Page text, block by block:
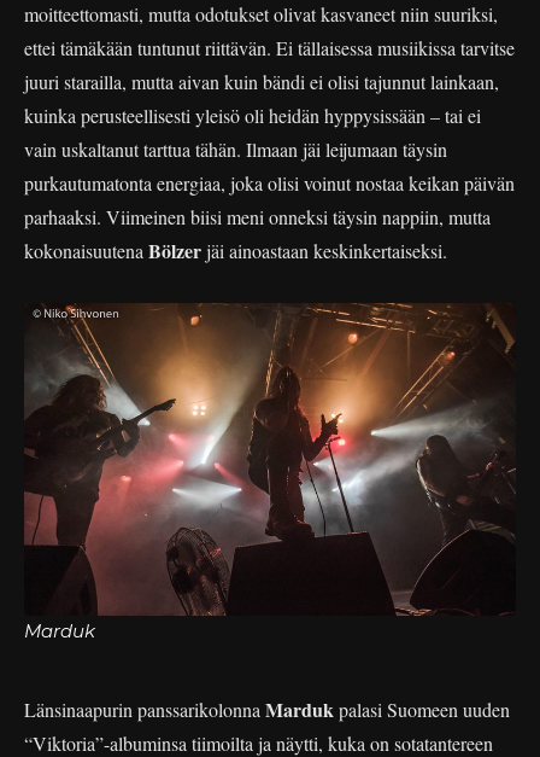
moitteettomasti, mutta odotukset olivat kasvaneet niin suuriksi,
ettei tämäkään tuntunut riittävän. Ei tällaisessa musiikissa tarvitse
juuri starailla, mutta aivan kuin bändi ei olisi tajunnut lainkaan,
kuinka perusteellisesti yleisö oli heidän hyppysissään – tai ei
vain uskaltanut tarttua tähän. Ilmaan jäi leijumaan täysin
purkautumatonta energiaa, joka olisi voinut nostaa keikan päivän
parhaaksi. Viimeinen biisi meni onneksi täysin nappiin, mutta
kokonaisuutenaBölzerjäi ainoastaan keskinkertaiseksi.
Marduk
Länsinaapurin panssarikolonna Mardukpalasi Suomeen uuden
“Viktoria”-albuminsa tiimoilta ja näytti, kuka on sotatantereen